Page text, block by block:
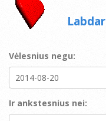
Vėlesnius negu:
Ir ankstesnius nei: